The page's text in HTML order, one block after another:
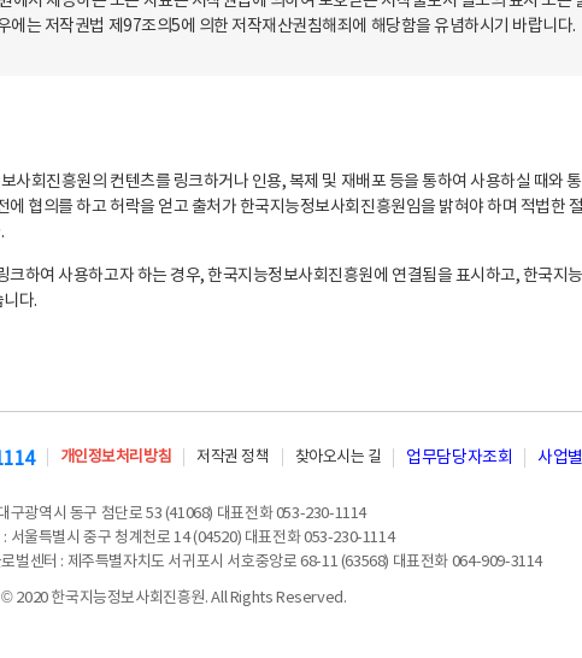
에는 저작권법 제97조의5에 의한 저작재산권침해죄에 해당함을 유념하시기 바랍니다.
사회진흥원의 컨텐츠를 링크하거나 인용, 복제 및 재배포 등을 통하여 사용하실 때
협의를 하고 허락을 얻고 출처가 한국지능정보사회진흥원임을 밝혀야 하며 적법
크하여 사용하고자 하는 경우, 한국지능정보사회진흥원에 연결됨을 표시하고, 한국
다.
개인정보처리방침 저작권 정책 찾아오시는 길 업무담당자조회 사업
구광역시 동구 첨단로 53 (41068) 대표전화 053-230-1114
: 서울특별시 중구 청계천로 14 (04520) 대표전화 053-230-1114
벌센터 : 제주특별자치도 서귀포시 서호중앙로 68-11 (63568) 대표전화 064-909-3114
2020 한국지능정보사회진흥원. All Rights Reserved.